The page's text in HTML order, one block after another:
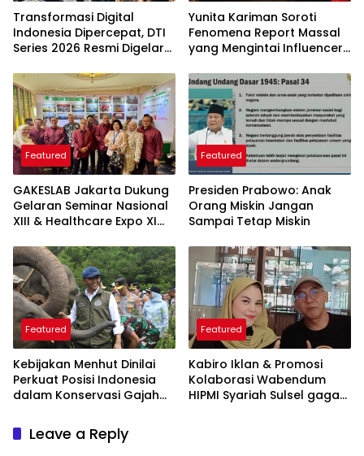
Transformasi Digital
Indonesia Dipercepat, DTI
Series 2026 Resmi Digelar
Yunita Kariman Soroti
Fenomena Report Massal
yang Mengintai Influencer,
yang Perlu Diketahui
Featured
GAKESLAB Jakarta Dukung
Gelaran Seminar Nasional
XIII & Healthcare Expo XI
Featured
Presiden Prabowo: Anak
Orang Miskin Jangan
Sampai Tetap Miskin
Featured
Kebijakan Menhut Dinilai
Perkuat Posisi Indonesia
dalam Konservasi Gajah
Featured
Kabiro Iklan & Promosi
Kolaborasi Wabendum
HIPMI Syariah Sulsel gagas
Leave a Reply